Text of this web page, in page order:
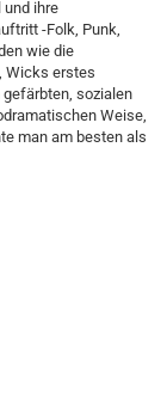
und ihre
-Folk, Punk,
wie die
Wicks erstes
sozialen
Weise,
man am besten als